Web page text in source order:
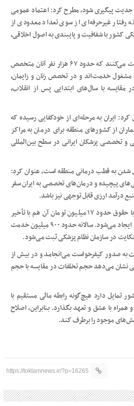
جدیت پیگیری شود، مطرح کرد: اعتماد عمومی
رفتار غیرحرفه‌ای از سوی تعداد معدودی از
کشور با شفافیت و پایبندی به اصول اخلاقی،
رئیس‌زاده عنوان کرد: امروز بیش از ۱۷۰ هزار پزشک در ایران فعالیت می‌کنند که حدود ۶۷ هزار نفر آنان متخصص
مختلف مشغول خدمت‌اند و در تخصص زنان و زایمان،
که این ارقام در مقایسه با سال‌های ابتدایی پس از انقلاب،
ایران به مرحله‌ای از خودکفایی رسیده که
از کشورهای منطقه برای درمان به مراکز
و تخصصی پزشکان ایرانی در سطح بین‌المللی
شدن به قطب درمانی منطقه است، عنوان کرد:
پیچیده و درمان‌های تخصصی به ایران سفر
درآمد ارزی قابل توجهی نیز باشد.
رئیس‌زاده اضافه کرد: وقتی یک پزشک متخصص در مناطق مرزی با حقوق حدود ۱۷ میلیون تومان آن هم با تأخیر
چندماهه حقوق می‌گیرد، طبیعی است که مشکلات معیشتی برای او ایجاد می‌شود. سالانه حدود ۹۰۰ میلیون خدمت
حدود ۴۵ درصد از این شکایات به صدور کیفرخواست می‌انجامد و در بیش از
نشان می‌دهد حجم تخلفات در مقایسه با حجم
دارد هیچ‌گونه رابطه مالی مستقیم با
با عشق و تعهد بگذارد. بنابراین، اصلاح
موجود را برطرف کند.
https://toktamnews.ir/?p=16265